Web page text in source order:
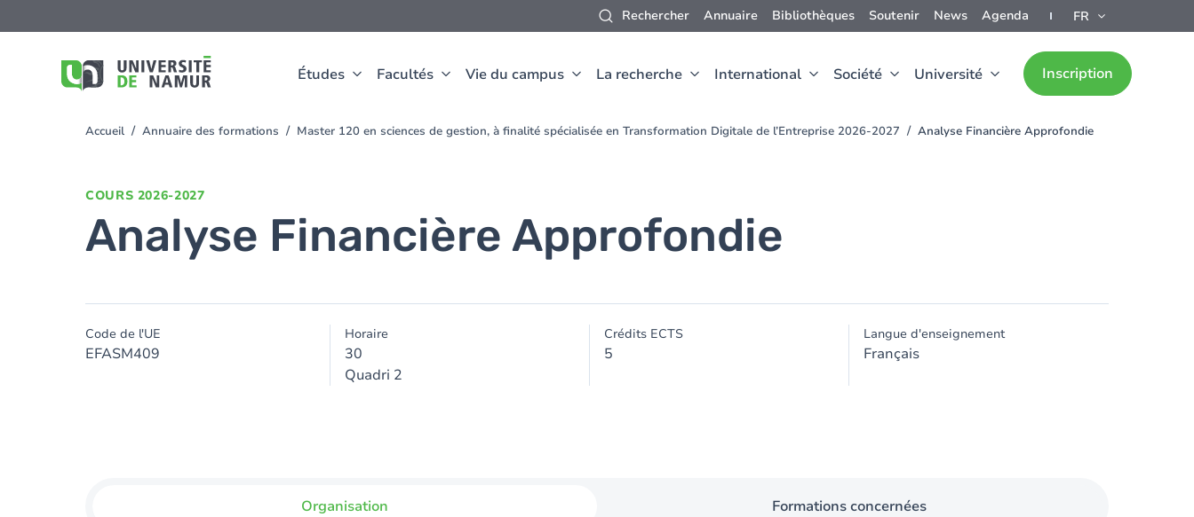
Rechercher Annuaire Bibliothèques Soutenir News Agenda FR
Études Facultés Vie du campus La recherche International Société Université Inscription
au
You
Accueil Annuaire des formations Master 120 en sciences de gestion, à finalité spécialisée en Transformation Digitale de l’Entreprise 2026-2027 Analyse Financière Approfondie
COURS 2026-2027
Analyse Financière Approfondie
Code de l'UE
EFASM409
Horaire
30
Quadri 2
Crédits ECTS
5
Langue d'enseignement
Français
Organisation Formations concernées